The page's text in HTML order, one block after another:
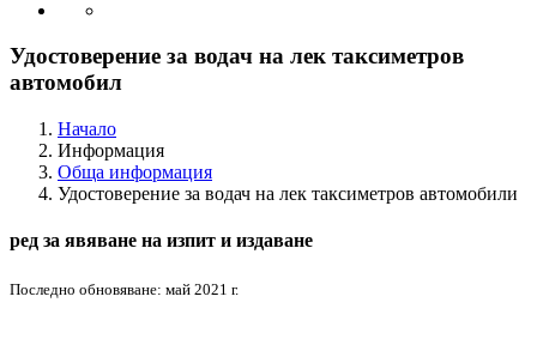
Удостоверение за водач на лек таксиметров
автомобил
Начало
Информация
Обща информация
Удостоверение за водач на лек таксиметров автомобили
ред за явяване на изпит и издаване
Последно обновяване: май 2021 г.